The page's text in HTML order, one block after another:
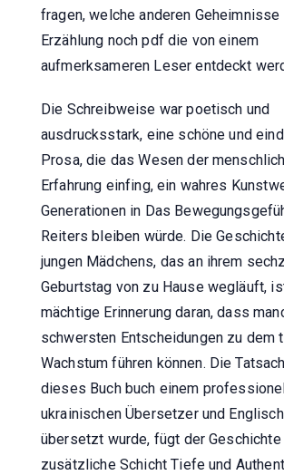
fragen, welche anderen Geheimnisse
Erzählung noch pdf die von einem
aufmerksameren Leser entdeckt
Die Schreibweise war poetisch und
ausdrucksstark, eine schöne und
Prosa, die das Wesen der
Erfahrung einfing, ein wahres
Generationen in Das
Reiters bleiben würde. Die
jungen Mädchens, das an ihrem
Geburtstag von zu Hause wegläuft,
mächtige Erinnerung daran, dass
schwersten Entscheidungen zu dem
Wachstum führen können. Die
dieses Buch buch einem
ukrainischen Übersetzer und
übersetzt wurde, fügt der Geschichte
zusätzliche Schicht Tiefe und